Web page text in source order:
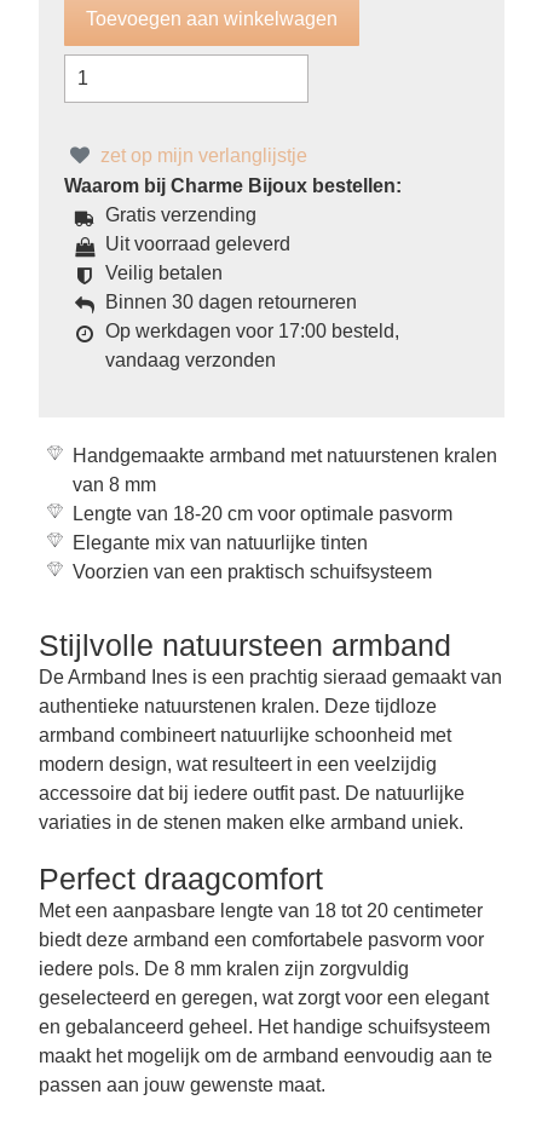
zet op mijn verlanglijstje
Waarom bij Charme Bijoux bestellen:
Gratis verzending
Uit voorraad geleverd
Veilig betalen
Binnen 30 dagen retourneren
Op werkdagen voor 17:00 besteld,
vandaag verzonden
Handgemaakte armband met natuurstenen kralen
van 8 mm
Lengte van 18-20 cm voor optimale pasvorm
Elegante mix van natuurlijke tinten
Voorzien van een praktisch schuifsysteem
Stijlvolle natuursteen armband
De Armband Ines is een prachtig sieraad gemaakt van
authentieke natuurstenen kralen. Deze tijdloze
armband combineert natuurlijke schoonheid met
modern design, wat resulteert in een veelzijdig
accessoire dat bij iedere outfit past. De natuurlijke
variaties in de stenen maken elke armband uniek.
Perfect draagcomfort
Met een aanpasbare lengte van 18 tot 20 centimeter
biedt deze armband een comfortabele pasvorm voor
iedere pols. De 8 mm kralen zijn zorgvuldig
geselecteerd en geregen, wat zorgt voor een elegant
en gebalanceerd geheel. Het handige schuifsysteem
maakt het mogelijk om de armband eenvoudig aan te
passen aan jouw gewenste maat.